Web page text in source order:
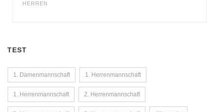
HERREN
TEST
1. Damenmannschaft 1. Herrenmannschaft
1. Herrenmannschaft 2. Herrenmannschaft